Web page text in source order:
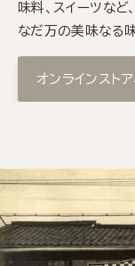
味料、スイーツなど
なだ万の美味なる
オンラインスト